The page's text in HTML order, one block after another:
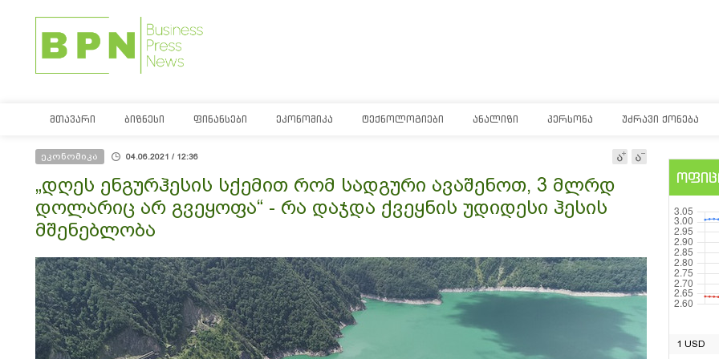
ᲛᲗᲐᲕᲐᲠᲘ ᲑᲘᲖᲜᲔᲡᲘ ᲤᲘᲜᲐᲜᲡᲔᲑᲘ ᲔᲙᲝᲜᲝᲛᲘᲙᲐ ᲢᲔᲥᲜᲝᲚᲝᲒᲘᲔᲑᲘ ᲐᲜᲐᲚᲘᲖᲘ ᲞᲔᲠᲡᲝᲜᲐ ᲣᲫᲠᲐᲕᲘ ᲥᲝᲜᲔᲑᲐ
ეკონომიკა 04.06.2021 / 12:36
„დღეს ენგურჰესის სქემით რომ სადგური ავაშენოთ, 3 მლრდ
დოლარიც არ გვეყოფა“ - რა დაჯდა ქვეყნის უდიდესი ჰესის
მშენებლობა
1 USD